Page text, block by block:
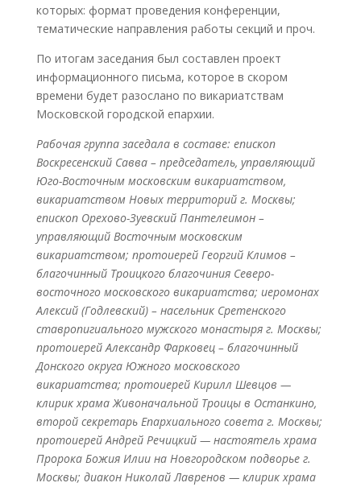
которых: формат проведения конференции,
тематические направления работы секций и проч.
По итогам заседания был составлен проект
информационного письма, которое в скором
времени будет разослано по викариатствам
Московской городской епархии.
Рабочая группа заседала в составе: епископ
Воскресенский Савва – председатель, управляющий
Юго-Восточным московским викариатством,
викариатством Новых территорий г. Москвы;
епископ Орехово-Зуевский Пантелеимон –
управляющий Восточным московским
викариатством; протоиерей Георгий Климов –
благочинный Троицкого благочиния Северо-
восточного московского викариатства; иеромонах
Алексий (Годлевский) – насельник Сретенского
ставропигиального мужского монастыря г. Москвы;
протоиерей Александр Фарковец – благочинный
Донского округа Южного московского
викариатства; протоиерей Кирилл Шевцов —
клирик храма Живоначальной Троицы в Останкино,
второй секретарь Епархиального совета г. Москвы;
протоиерей Андрей Речицкий — настоятель храма
Пророка Божия Илии на Новгородском подворье г.
Москвы; диакон Николай Лавренов — клирик храма